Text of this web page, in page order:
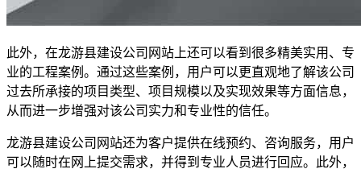
此外，在龙游县建设公司网站上还可以看到很多精美实用、专
业的工程案例。通过这些案例，用户可以更直观地了解该公司
过去所承接的项目类型、项目规模以及实现效果等方面信息，
从而进一步增强对该公司实力和专业性的信任。
龙游县建设公司网站还为客户提供在线预约、咨询服务，用户
可以随时在网上提交需求，并得到专业人员进行回应。此外，